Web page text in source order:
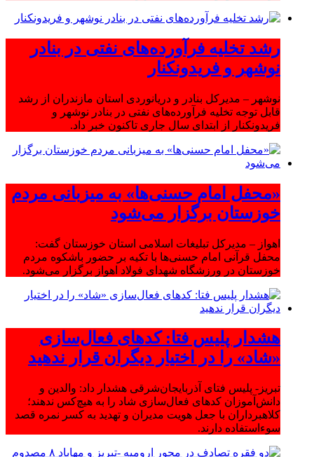
رشد تخلیه فرآورده‌های نفتی در بنادر
نوشهر و فریدونکنار
نوشهر – مدیرکل بنادر و دریانوردی استان مازندران از رشد
قابل توجه تخلیه فرآورده‌های نفتی در بنادر نوشهر و
فریدونکنار از ابتدای سال جاری تاکنون خبر داد.
«محفل امام حسنی‌ها» به میزبانی مردم
خوزستان برگزار می‌شود
اهواز – مدیرکل تبلیغات اسلامی استان خوزستان گفت:
محفل قرآنی امام حسنی‌ها با تکیه بر حضور باشکوه مردم
خوزستان در ورزشگاه شهدای فولاد اهواز برگزار می‌شود.
هشدار پلیس فتا: کدهای فعال‌سازی
«شاد» را در اختیار دیگران قرار ندهید
تبریز- پلیس فتای آذربایجان‌شرقی هشدار داد: والدین و
دانش‌آموزان کدهای فعال‌سازی شاد را به هیچ‌کس ندهند؛
کلاهبرداران با جعل هویت مدیران و تهدید به کسر نمره قصد
سوءاستفاده دارند.